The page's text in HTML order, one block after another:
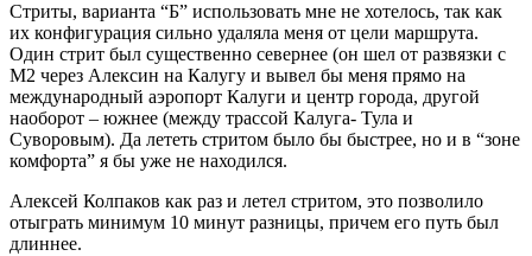
Стриты, варианта “Б” использовать мне не хотелось, так как
их конфигурация сильно удаляла меня от цели маршрута.
Один стрит был существенно севернее (он шел от развязки с
M2 через Алексин на Калугу и вывел бы меня прямо на
международный аэропорт Калуги и центр города, другой
наоборот – южнее (между трассой Калуга- Тула и
Суворовым). Да лететь стритом было бы быстрее, но и в “зоне
комфорта” я бы уже не находился.
Алексей Колпаков как раз и летел стритом, это позволило
отыграть минимум 10 минут разницы, причем его путь был
длиннее.